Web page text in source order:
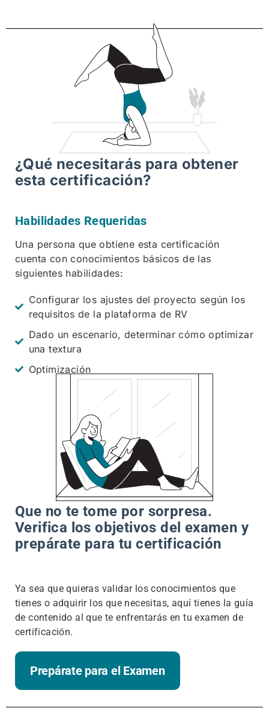
¿Qué necesitarás para obtener
esta certificación?
Habilidades Requeridas
Una persona que obtiene esta certificación
cuenta con conocimientos básicos de las
siguientes habilidades:
Configurar los ajustes del proyecto según los
requisitos de la plataforma de RV
Dado un escenario, determinar cómo optimizar
una textura
Optimización
Que no te tome por sorpresa.
Verifica los objetivos del examen y
prepárate para tu certificación
Ya sea que quieras validar los conocimientos que
tienes o adquirir los que necesitas, aquí tienes la guía
de contenido al que te enfrentarás en tu examen de
certificación.
Prepárate para el Examen